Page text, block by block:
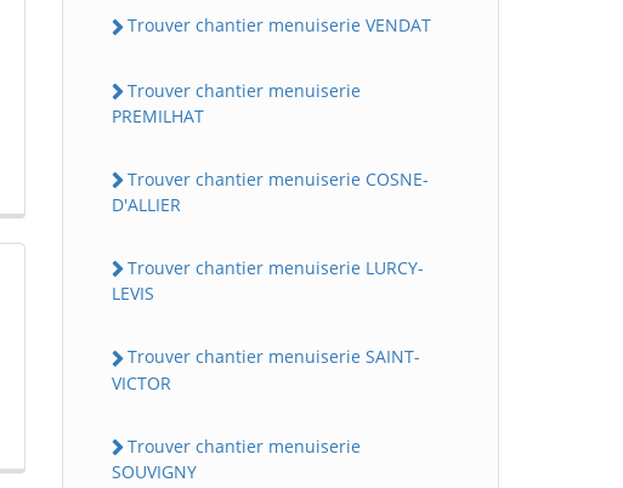
Trouver chantier menuiserie VENDAT
Trouver chantier menuiserie
PREMILHAT
Trouver chantier menuiserie COSNE-
D'ALLIER
Trouver chantier menuiserie LURCY-
LEVIS
Trouver chantier menuiserie SAINT-
VICTOR
Trouver chantier menuiserie
SOUVIGNY